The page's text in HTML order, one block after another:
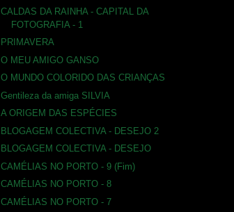
CALDAS DA RAINHA - CAPITAL DA
FOTOGRAFIA - 1
PRIMAVERA
O MEU AMIGO GANSO
O MUNDO COLORIDO DAS CRIANÇAS
Gentileza da amiga SILVIA
A ORIGEM DAS ESPÉCIES
BLOGAGEM COLECTIVA - DESEJO 2
BLOGAGEM COLECTIVA - DESEJO
CAMÉLIAS NO PORTO - 9 (Fim)
CAMÉLIAS NO PORTO - 8
CAMÉLIAS NO PORTO - 7